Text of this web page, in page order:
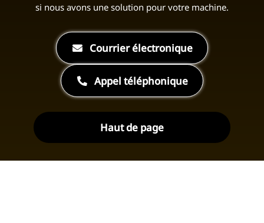
si nous avons une solution pour votre machine.
Courrier électronique
Appel téléphonique
Haut de page